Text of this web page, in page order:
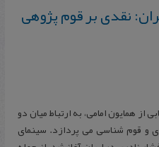
ن‍ق‍دی‌ ب‍ر ق‍وم‌ پ‍ژوه‍ی‌
از همایون امامی، به ارتباط میان دو
و قوم شناسی می پردازد. سینمای